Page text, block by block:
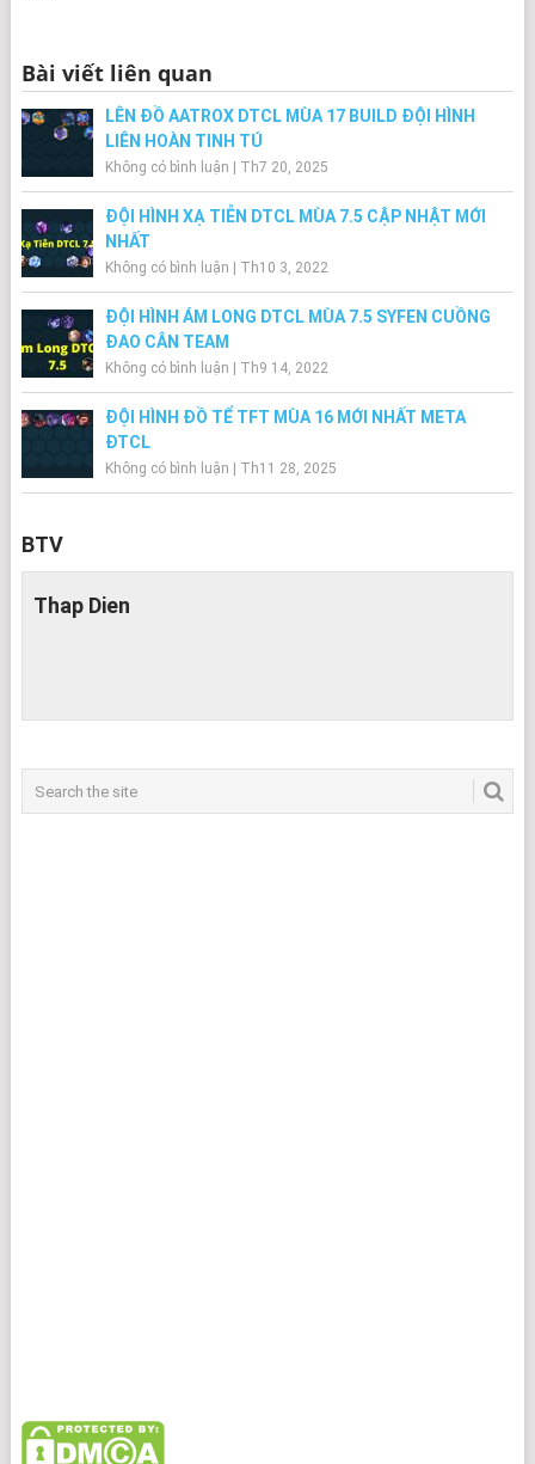
Bài viết liên quan
LÊN ĐỒ AATROX DTCL MÙA 17 BUILD ĐỘI HÌNH
LIÊN HOÀN TINH TÚ
Không có bình luận Th7 20, 2025
ĐỘI HÌNH XẠ TIỄN DTCL MÙA 7.5 CẬP NHẬT MỚI
NHẤT
Không có bình luận Th10 3, 2022
ĐỘI HÌNH ÁM LONG DTCL MÙA 7.5 SYFEN CUỒNG
ĐAO CÂN TEAM
Không có bình luận Th9 14, 2022
ĐỘI HÌNH ĐỒ TỂ TFT MÙA 16 MỚI NHẤT META
ĐTCL
Không có bình luận Th11 28, 2025
BTV
Thap Dien